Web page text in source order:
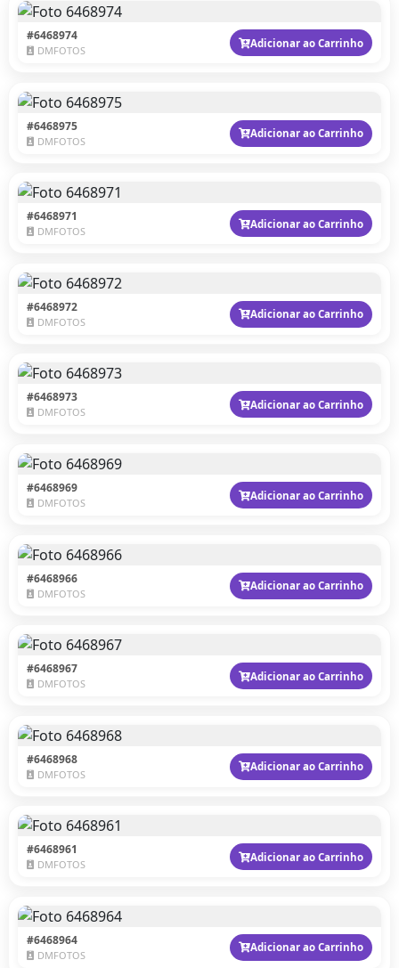
#6468974
DMFOTOS
Adicionar ao Carrinho
#6468975
DMFOTOS
Adicionar ao Carrinho
#6468971
DMFOTOS
Adicionar ao Carrinho
#6468972
DMFOTOS
Adicionar ao Carrinho
#6468973
DMFOTOS
Adicionar ao Carrinho
#6468969
DMFOTOS
Adicionar ao Carrinho
#6468966
DMFOTOS
Adicionar ao Carrinho
#6468967
DMFOTOS
Adicionar ao Carrinho
#6468968
DMFOTOS
Adicionar ao Carrinho
#6468961
DMFOTOS
Adicionar ao Carrinho
#6468964
DMFOTOS
Adicionar ao Carrinho